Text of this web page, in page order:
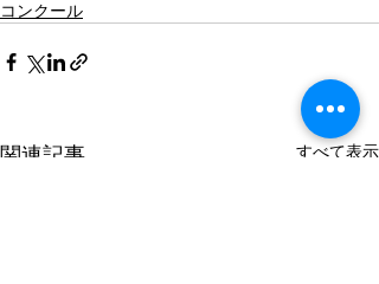
コンクール
関連記事 すべて表示